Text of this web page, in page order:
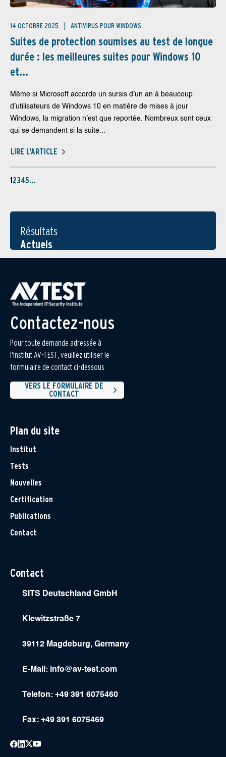
14 OCTOBRE 2025 ANTIVIRUS POUR WINDOWS
Suites de protection soumises au test de longue
durée : les meilleures suites pour Windows 10
et...
Même si Microsoft accorde un sursis d’un an à beaucoup
d’utilisateurs de Windows 10 en matière de mises à jour
Windows, la migration n’est que reportée. Nombreux sont ceux
qui se demandent si la suite...
LIRE L'ARTICLE
12345…
Résultats
Actuels
Contactez-nous
Pour toute demande adressée à
l'institut AV-TEST, veuillez utiliser le
formulaire de contact ci-dessous
VERS LE FORMULAIRE DE
CONTACT
Plan du site
Institut
Tests
Nouvelles
Certification
Publications
Contact
Contact
SITS Deutschland GmbH
Klewitzstraße 7
39112 Magdeburg, Germany
E-Mail: info@av-test.com
Telefon: +49 391 6075460
Fax: +49 391 6075469